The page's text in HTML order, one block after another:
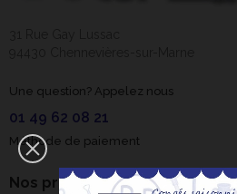
Une question? Appelez nous
01 49 62 08 21
Méthode de paiement
Nos produits